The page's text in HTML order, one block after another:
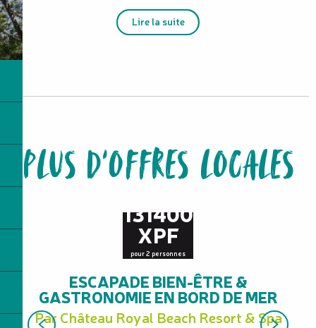
Lire la suite
PLUS D'OFFRES LOCALES
131400
XPF
pour 2 personnes
ESCAPADE BIEN-ÊTRE &
GASTRONOMIE EN BORD DE MER
Par Château Royal Beach Resort & Spa